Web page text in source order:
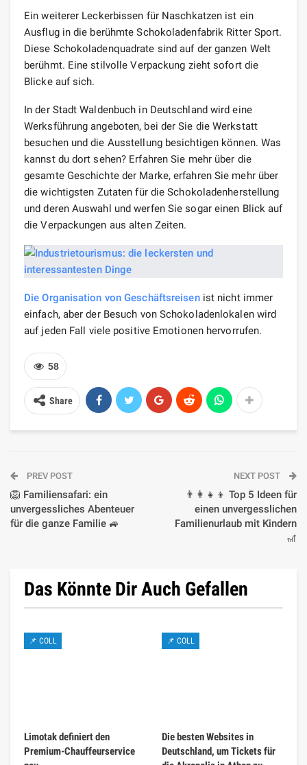
Ein weiterer Leckerbissen für Naschkatzen ist ein
Ausflug in die berühmte Schokoladenfabrik Ritter Sport.
Diese Schokoladenquadrate sind auf der ganzen Welt
berühmt. Eine stilvolle Verpackung zieht sofort die
Blicke auf sich.
In der Stadt Waldenbuch in Deutschland wird eine
Werksführung angeboten, bei der Sie die Werkstatt
besuchen und die Ausstellung besichtigen können. Was
kannst du dort sehen? Erfahren Sie mehr über die
gesamte Geschichte der Marke, erfahren Sie mehr über
die wichtigsten Zutaten für die Schokoladenherstellung
und deren Auswahl und werfen Sie sogar einen Blick auf
die Verpackungen aus alten Zeiten.
Die Organisation von Geschäftsreisenist nicht immer
einfach, aber der Besuch von Schokoladenlokalen wird
auf jeden Fall viele positive Emotionen hervorrufen.
58
Share
PREV POST
🦁 Familiensafari: ein
unvergessliches Abenteuer
für die ganze Familie 🚙
NEXT POST
👨‍👩‍👧‍👦 Top 5 Ideen für
einen unvergesslichen
Familienurlaub mit Kindern
🎢
Das Könnte Dir Auch Gefallen
📌 COLL
Limotak definiert den
Premium-Chauffeurservice
📌 COLL
Die besten Websites in
Deutschland, um Tickets für